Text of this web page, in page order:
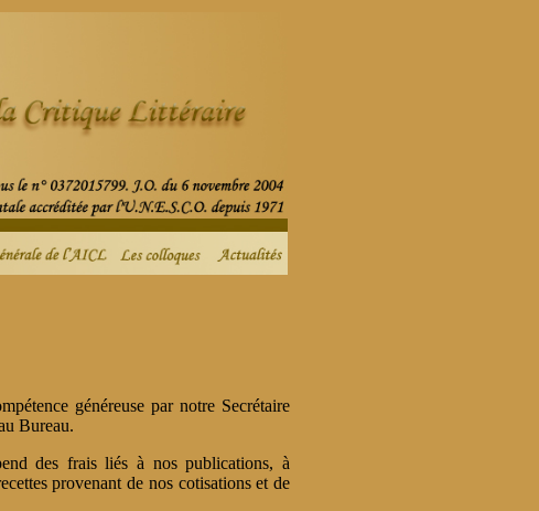
généreuse par notre Secrétaire
Bureau.
des frais liés à nos publications, à
provenant de nos cotisations et de